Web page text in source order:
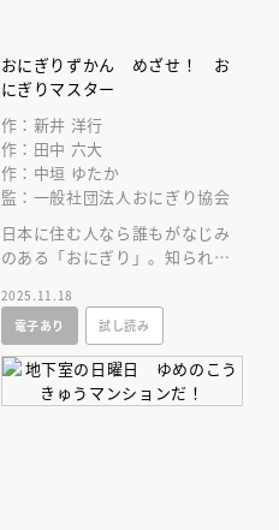
おにぎりずかん めざせ！ お
にぎりマスター
作：新井 洋行
作：田中 六大
作：中垣 ゆたか
監：一般社団法人おにぎり協会
日本に住む人なら誰もがなじみ
のある「おにぎり」。知られざ
しと知識で学べる図鑑えほんの
登場です！
2025.11.18
電子あり
試し読み